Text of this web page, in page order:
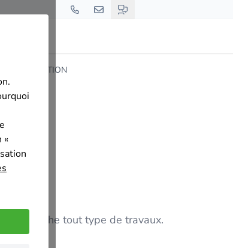
«
PROMOTION
recherche tout type de travaux.